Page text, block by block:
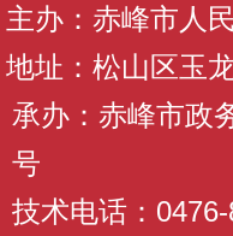
主办：赤峰市人
地址：松山区玉
承办：赤峰市政
号
技术电话：